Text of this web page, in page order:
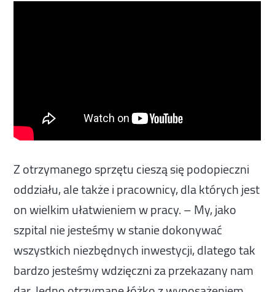
Z otrzymanego sprzętu cieszą się podopieczni
oddziału, ale także i pracownicy, dla których jest
on wielkim ułatwieniem w pracy. – My, jako
szpital nie jesteśmy w stanie dokonywać
wszystkich niezbędnych inwestycji, dlatego tak
bardzo jesteśmy wdzięczni za przekazany nam